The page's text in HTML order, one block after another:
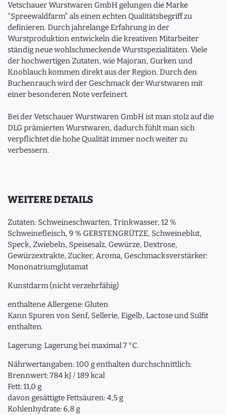
Vetschauer Wurstwaren GmbH gelungen die Marke
"Spreewaldfarm" als einen echten Qualitätsbegriff zu
definieren. Durch jahrelange Erfahrung in der
Wurstproduktion entwickeln die kreativen Mitarbeiter
ständig neue wohlschmeckende Wurstspezialitäten. Viele
der hochwertigen Zutaten, wie Majoran, Gurken und
Knoblauch kommen direkt aus der Region. Durch den
Buchenrauch wird der Geschmack der Wurstwaren mit
einer besonderen Note verfeinert.
Bei der Vetschauer Wurstwaren GmbH ist man stolz auf die
DLG prämierten Wurstwaren, dadurch fühlt man sich
verpflichtet die hohe Qualität immer noch weiter zu
verbessern.
WEITERE DETAILS
Zutaten: Schweineschwarten, Trinkwasser, 12 %
Schweinefleisch, 9 % GERSTENGRÜTZE, Schweineblut,
Speck, Zwiebeln, Speisesalz, Gewürze, Dextrose,
Gewürzextrakte, Zucker, Aroma, Geschmacksverstärker:
Mononatriumglutamat
Kunstdarm (nicht verzehrfähig)
enthaltene Allergene: Gluten
Kann Spuren von Senf, Sellerie, Eigelb, Lactose und Sulfit
enthalten.
Lagerung: Lagerung bei maximal 7 °C.
Nährwertangaben: 100 g enthalten durchschnittlich:
Brennwert: 784 kJ / 189 kcal
Fett: 11,0 g
davon gesättigte Fettsäuren: 4,5 g
Kohlenhydrate: 6,8 g